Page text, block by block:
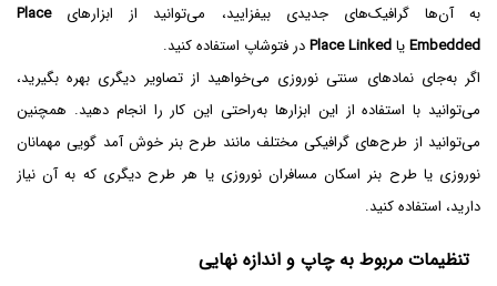
به آن‌ها گرافیک‌های جدیدی بیفزایید، می‌توانید از ابزارهایPlace
EmbeddedیاPlace Linkedدر فتوشاپ استفاده کنید.
اگر به‌جای نمادهای سنتی نوروزی می‌خواهید از تصاویر دیگری بهره بگیرید،
می‌توانید با استفاده از این ابزارها به‌راحتی این کار را انجام دهید. همچنین
می‌توانید از طرح‌های گرافیکی مختلف مانند طرح بنر خوش آمد گویی مهمانان
نوروزی یا طرح بنر اسکان مسافران نوروزی یا هر طرح دیگری که به آن نیاز
دارید، استفاده کنید.
تنظیمات مربوط به چاپ و اندازه نهایی